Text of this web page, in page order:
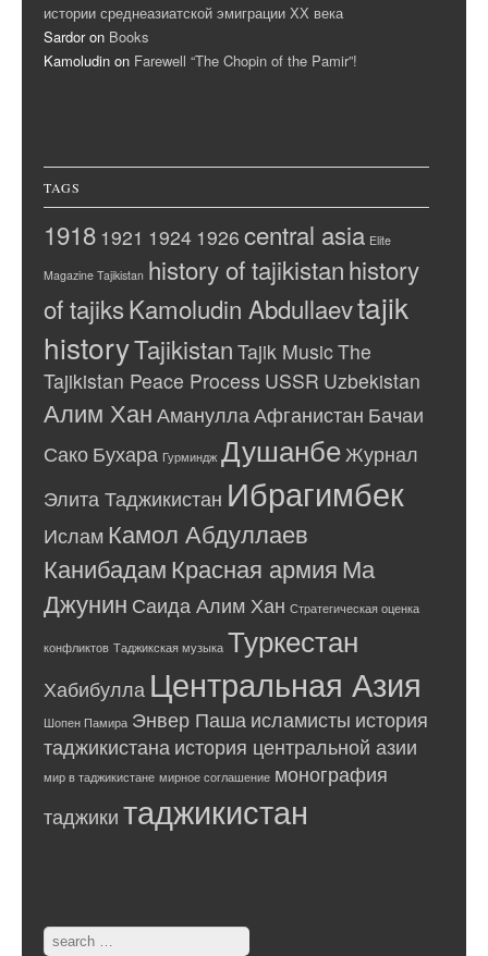
истории среднеазиатской эмиграции ХХ века
Sardoron Books
Kamoludin on Farewell “The Chopin of the Pamir”!
TAGS
1918 1921 1924 1926 central asia Elite
Magazine Tajikistan history of tajikistanhistory
of tajiksKamoludin Abdullaevtajik
historyTajikistan Tajik MusicThe
Tajikistan Peace Process USSR Uzbekistan
Алим Хан Аманулла Афганистан Бачаи
Сако Бухара Гурминдж Душанбе Журнал
Элита Таджикистан Ибрагимбек
Ислам Камол Абдуллаев
КанибадамКрасная армияМа
Джунин Саида Алим Хан Стратегическая оценка
конфликтов Таджикская музыка Туркестан
Хабибулла Центральная Азия
Шопен Памира Энвер Паша исламисты история
таджикистана история центральной азии
мир в таджикистане мирное соглашение монография
таджики таджикистан
Search